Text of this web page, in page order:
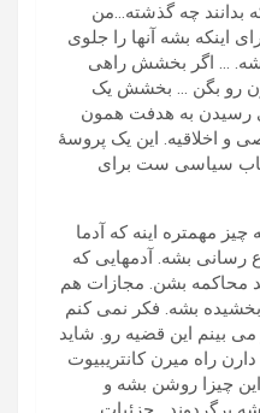
بدانند چه گذشته…من
اینکه بشه آنها را جلوی
… اگر بخشش راهی
رو بگن … بخشش یک
رسیدن به هدفت همون
اخلاقیه. این یک پروسۀ
سیاسی ست برای
مهمتره اینه که آدما
رسانی بشه. آدمهایی که
محاکمه بشن. مجازات هم
بشه. فکر نمی کنم
بینم این قضیه رو. شاید
راه میرن کانتریبیوت
چیزا روشن بشه و